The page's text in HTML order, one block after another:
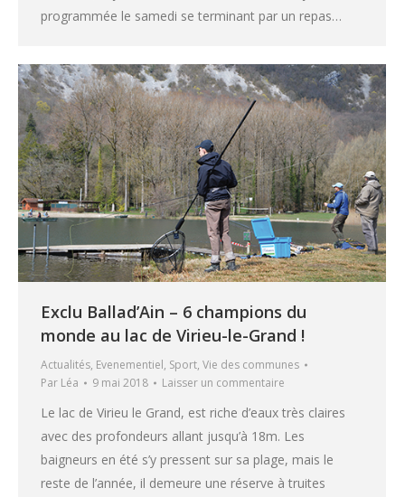
programmée le samedi se terminant par un repas…
Exclu Ballad’Ain – 6 champions du
monde au lac de Virieu-le-Grand !
Actualités, Evenementiel, Sport, Vie des communes
Par Léa 9 mai 2018 Laisser un commentaire
Le lac de Virieu le Grand, est riche d’eaux très claires
avec des profondeurs allant jusqu’à 18m. Les
baigneurs en été s’y pressent sur sa plage, mais le
reste de l’année, il demeure une réserve à truites